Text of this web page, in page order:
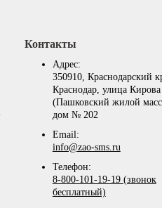
Контакты
Адрес:
350910, Краснодарский
Краснодар, улица Кирова
(Пашковский жилой
дом № 202
Email:
info@zao-sms.ru
Телефон:
8-800-101-19-19 (звонок
бесплатный)